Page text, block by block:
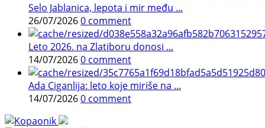
Selo Jablanica, lepota i mir među ...
26/07/20260 comment
Leto 2026. na Zlatiboru donosi ...
14/07/20260 comment
Ada Ciganlija: leto koje miriše na ...
14/07/20260 comment